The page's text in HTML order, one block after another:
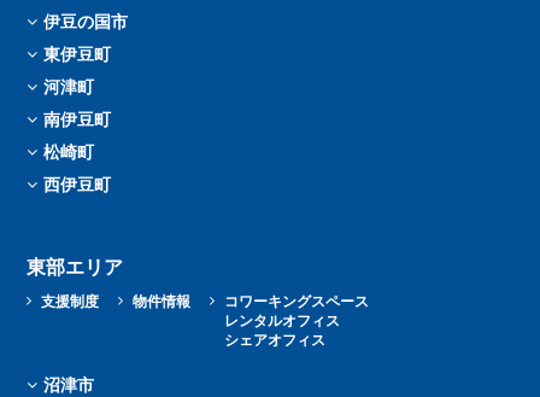
伊豆の国市
東伊豆町
河津町
南伊豆町
松崎町
西伊豆町
東部エリア
支援制度 物件情報
コワーキングスペース
レンタルオフィス
シェアオフィス
沼津市